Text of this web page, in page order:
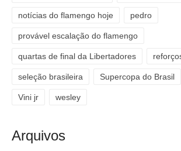
notícias do flamengo hoje pedro
provável escalação do flamengo
quartas de final da Libertadores
seleção brasileira Supercopa do Brasil
Vini jr wesley
Arquivos